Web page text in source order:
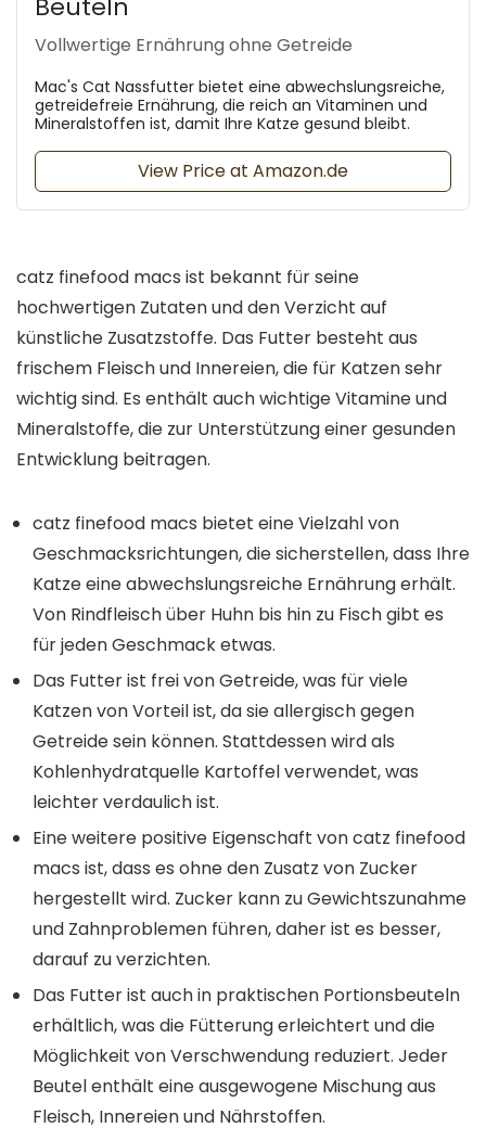
Beuteln
Vollwertige Ernährung ohne Getreide
Mac's Cat Nassfutter bietet eine abwechslungsreiche,
getreidefreie Ernährung, die reich an Vitaminen und
Mineralstoffen ist, damit Ihre Katze gesund bleibt.
View Price at Amazon.de
catz finefood macs ist bekannt für seine
hochwertigen Zutaten und den Verzicht auf
künstliche Zusatzstoffe. Das Futter besteht aus
frischem Fleisch und Innereien, die für Katzen sehr
wichtig sind. Es enthält auch wichtige Vitamine und
Mineralstoffe, die zur Unterstützung einer gesunden
Entwicklung beitragen.
catz finefood macs bietet eine Vielzahl von
Geschmacksrichtungen, die sicherstellen, dass Ihre
Katze eine abwechslungsreiche Ernährung erhält.
Von Rindfleisch über Huhn bis hin zu Fisch gibt es
für jeden Geschmack etwas.
Das Futter ist frei von Getreide, was für viele
Katzen von Vorteil ist, da sie allergisch gegen
Getreide sein können. Stattdessen wird als
Kohlenhydratquelle Kartoffel verwendet, was
leichter verdaulich ist.
Eine weitere positive Eigenschaft von catz finefood
macs ist, dass es ohne den Zusatz von Zucker
hergestellt wird. Zucker kann zu Gewichtszunahme
und Zahnproblemen führen, daher ist es besser,
darauf zu verzichten.
Das Futter ist auch in praktischen Portionsbeuteln
erhältlich, was die Fütterung erleichtert und die
Möglichkeit von Verschwendung reduziert. Jeder
Beutel enthält eine ausgewogene Mischung aus
Fleisch, Innereien und Nährstoffen.